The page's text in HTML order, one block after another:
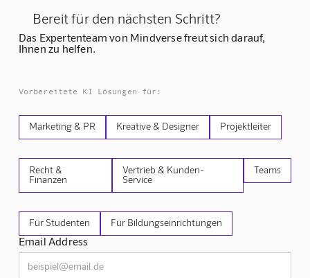
Bereit für den nächsten Schritt?
Das Expertenteam von Mindverse freut sich darauf,
Ihnen zu helfen.
Vorbereitete KI Lösungen für:
Marketing & PR Kreative & Designer Projektleiter
Recht &
Finanzen
Vertrieb & Kunden-
Service
Teams
Für Studenten Für Bildungseinrichtungen
Email Address